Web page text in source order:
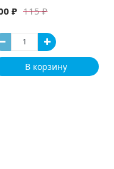
115 ₽
₽
В корзину